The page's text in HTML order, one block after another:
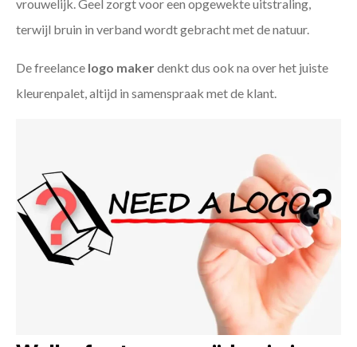
vrouwelijk. Geel zorgt voor een opgewekte uitstraling,
terwijl bruin in verband wordt gebracht met de natuur.
De freelance logo makerdenkt dus ook na over het juiste
kleurenpalet, altijd in samenspraak met de klant.